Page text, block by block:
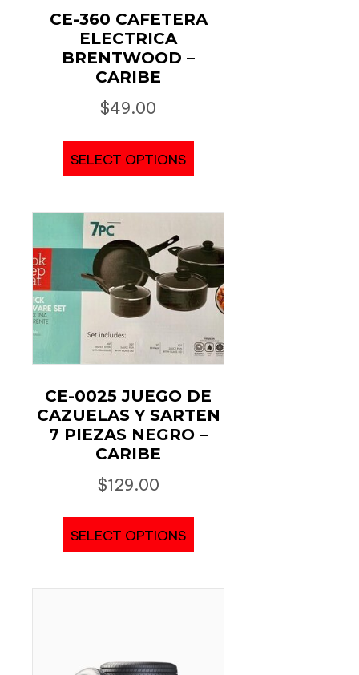
CE-360 CAFETERA
ELECTRICA
BRENTWOOD –
CARIBE
$49.00
SELECT OPTIONS
CE-0025 JUEGO DE
CAZUELAS Y SARTEN
7 PIEZAS NEGRO –
CARIBE
$129.00
SELECT OPTIONS